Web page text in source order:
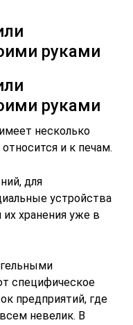
руками
руками
несколько
и к печам.
для
устройства
их хранения уже в
специфическое
предприятий, где
невелик. В